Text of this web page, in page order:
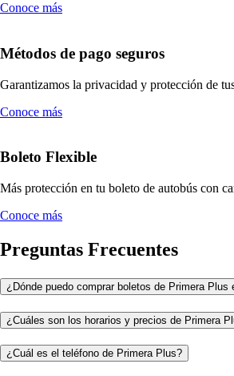
Conoce más
Métodos de pago seguros
Garantizamos la privacidad y protección de
Conoce más
Boleto Flexible
Más protección en tu boleto de autobús con
Conoce más
Preguntas Frecuentes
¿Dónde puedo comprar boletos de Primera Plus
¿Cuáles son los horarios y precios de Primera
¿Cuál es el teléfono de Primera Plus?